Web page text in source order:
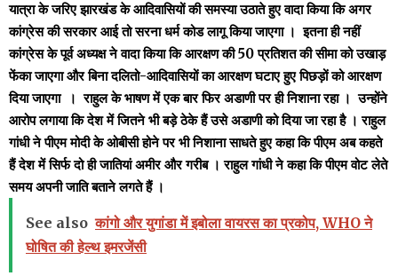
यात्रा के जरिए झारखंड के आदिवासियों की समस्या उठाते हुए वादा किया कि अगर
कांग्रेस की सरकार आई तो सरना धर्म कोड लागू किया जाएगा । इतना ही नहीं
कांग्रेस के पूर्व अध्यक्ष ने वादा किया कि आरक्षण की 50 प्रतिशत की सीमा को उखाड़
फेंका जाएगा और बिना दलितो-आदिवासियों का आरक्षण घटाए हुए पिछड़ों को आरक्षण
दिया जाएगा । राहुल के भाषण में एक बार फिर अडाणी पर ही निशाना रहा । उन्होंने
आरोप लगाया कि देश में जितने भी बड़े ठेके हैं उसे अडाणी को दिया जा रहा है । राहुल
गांधी ने पीएम मोदी के ओबीसी होने पर भी निशाना साधते हुए कहा कि पीएम अब कहते
हैं देश में सिर्फ दो ही जातियां अमीर और गरीब । राहुल गांधी ने कहा कि पीएम वोट लेते
समय अपनी जाति बताने लगते हैं ।
See also कांगो और युगांडा में इबोला वायरस का प्रकोप, WHO ने
घोषित की हेल्थ इमरजेंसी